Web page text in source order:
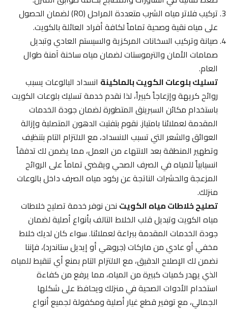
تركيب فلاتر مياه الشرب متعددة المراحل (RO) لضمان الحصول
على مياه نقية وصحية تماماً لكافة أفراد العائلة بالكويت.
صيانة وتركيب السخانات المركزية والسيستم العادي وتبديل
صمامات الأمان والترموستات لضمان مياه ساخنة آمنة طوال
العام.
تسليك بلوعات الكويت بالماكينةانسداد البالوعات يسبب
روائح كريهة وإزعاجاً كبيراً، لذا نقدم خدمة تسليك بلوعات الكويت
باستخدام مكائن السبرينق المتطورة لضمان جودة الخدمات
المقدمة لعملائنا بامتياز. نقوم بتفتيت الدهون المتصلبة وإزالة
العوائق والشعر التي تسبب الانسداد، مع الالتزام التام بتنظيف
وتطهير المنطقة بعد الانتهاء من العمل، مما يضمن لك تدفقاً
انسيابياً للمياه في الصرف الصحي ويقضي تماماً على الروائح
المزعجة والحشرات الناتجة عن ركود مياه الصرف داخل بالوعات
منزلك.
تصليح خلاطات مياه الكويتنحن نوفر خدمة تصليح خلاطات
مياه الكويت وتبديل قلب الخلاط التالف بأنواع أصلية لضمان
جودة الخدمات المقدمة ببراعة لعملائنا. سواء كان لديك خلاط
مخفي أو عادي من ماركات (جروهي أو إيديل ستاندرد)، فإننا
نضمن لك الإصلاح الدقيق، مع الالتزام التام بمنع أي تنقيط للمياه
الذي يهدر كميات كبيرة من المياه، مما يرفع من كفاءة
استخدام الأدوات الصحية في منزلك ويحافظ على شكلها
الجمالي، مع توفير قطع غيار أصلية ومكفولة لجميع أنواع